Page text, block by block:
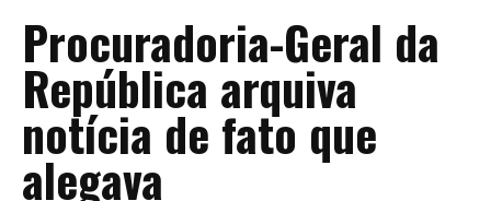
Procuradoria-Geral da
República arquiva
notícia de fato que
alegava